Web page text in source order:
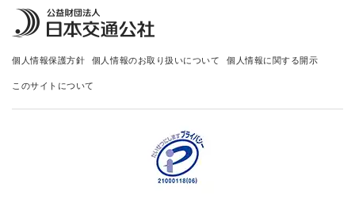
個人情報保護方針 個人情報のお取り扱いについて 個人情報に関する開示
このサイトについて